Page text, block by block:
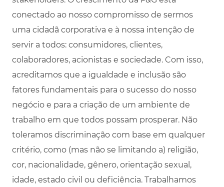
conectado ao nosso compromisso de sermos
uma cidadã corporativa e à nossa intenção de
servir a todos: consumidores, clientes,
colaboradores, acionistas e sociedade. Com isso,
acreditamos que a igualdade e inclusão são
fatores fundamentais para o sucesso do nosso
negócio e para a criação de um ambiente de
trabalho em que todos possam prosperar. Não
toleramos discriminação com base em qualquer
critério, como (mas não se limitando a) religião,
cor, nacionalidade, gênero, orientação sexual,
idade, estado civil ou deficiência. Trabalhamos